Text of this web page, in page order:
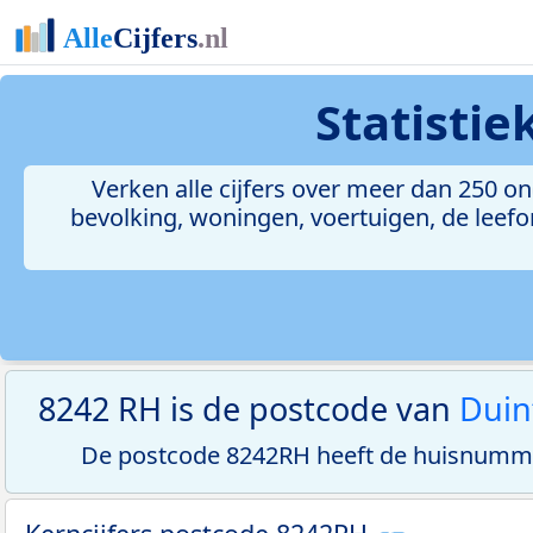
Verken alle cijfers over meer dan 250
bevolking, woningen, voertuigen, de
8242 RH is de postcode van
De postcode 8242RH heeft de